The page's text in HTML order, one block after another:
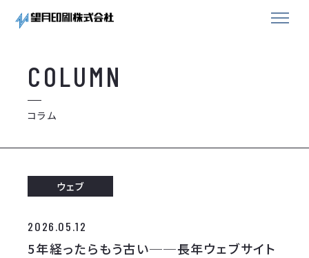
COLUMN
コラム
ウェブ
2026.05.12
5年経ったらもう古い──長年ウェブサイト